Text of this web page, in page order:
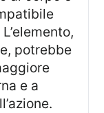
L’elemento,
potrebbe
e a